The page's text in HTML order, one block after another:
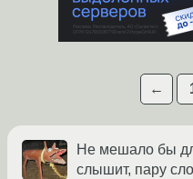
←
Не мешало бы
слышит, пару